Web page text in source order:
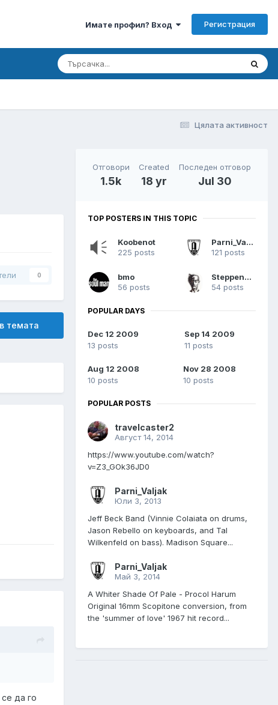
Имате профил? Вход Регистрация
Цялата активност
0
темата
да го
Отговори
1.5k
Created
18 yr
Последен отговор
Jul 30
TOP POSTERS IN THIS TOPIC
Koobenot
225 posts
Parni_Valjak
121 posts
bmo
56 posts
Steppenwolf
54 posts
POPULAR DAYS
Dec 12 2009
13 posts
Sep 14 2009
11 posts
Aug 12 2008
10 posts
Nov 28 2008
10 posts
POPULAR POSTS
travelcaster2
Август 14, 2014
https://www.youtube.com/watch?
v=Z3_GOk36JD0
Parni_Valjak
Юли 3, 2013
Jeff Beck Band (Vinnie Colaiata on drums,
Jason Rebello on keyboards, and Tal
Wilkenfeld on bass). Madison Square...
Parni_Valjak
Май 3, 2014
A Whiter Shade Of Pale - Procol Harum
Original 16mm Scopitone conversion, from
the 'summer of love' 1967 hit record...